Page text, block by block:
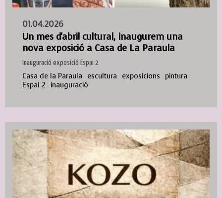
01.04.2026
Un mes d'abril cultural, inaugurem una
nova exposició a Casa de La Paraula
Inauguració exposició Espai 2
Casa de la Paraula escultura exposicions pintura
Espai 2
inauguració